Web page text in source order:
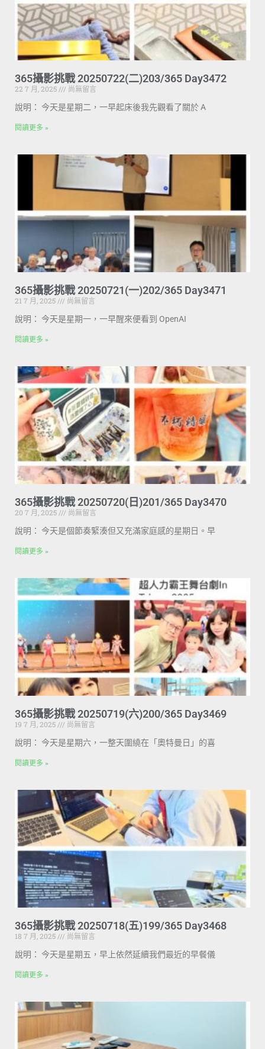
365攝影挑戰 20250722(二)203/365 Day3472
22 7 月, 2025
尚無留言
說明： 今天是星期二，一早起床後我先觀看了關於 A
閱讀更多 »
365攝影挑戰 20250721(一)202/365 Day3471
21 7 月, 2025
尚無留言
說明： 今天是星期一，一早醒來便看到 OpenAI
閱讀更多 »
365攝影挑戰 20250720(日)201/365 Day3470
20 7 月, 2025
尚無留言
說明： 今天是個節奏緊湊但又充滿家庭感的星期日。早
閱讀更多 »
365攝影挑戰 20250719(六)200/365 Day3469
19 7 月, 2025
尚無留言
說明： 今天是星期六，一整天圍繞在「奧特曼日」的喜
閱讀更多 »
365攝影挑戰 20250718(五)199/365 Day3468
18 7 月, 2025
尚無留言
說明： 今天是星期五，早上依然延續我們最近的早餐儀
閱讀更多 »